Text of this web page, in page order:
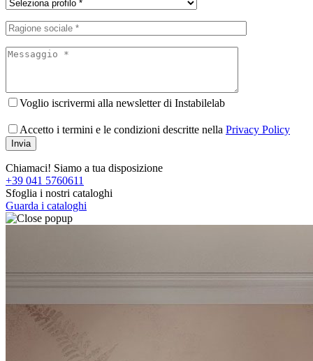
Voglio iscrivermi alla newsletter di Instabilelab
Accetto i termini e le condizioni descritte nella Privacy Policy
Chiamaci! Siamo a tua disposizione
+39 041 5760611
Sfoglia i nostri cataloghi
Guarda i cataloghi